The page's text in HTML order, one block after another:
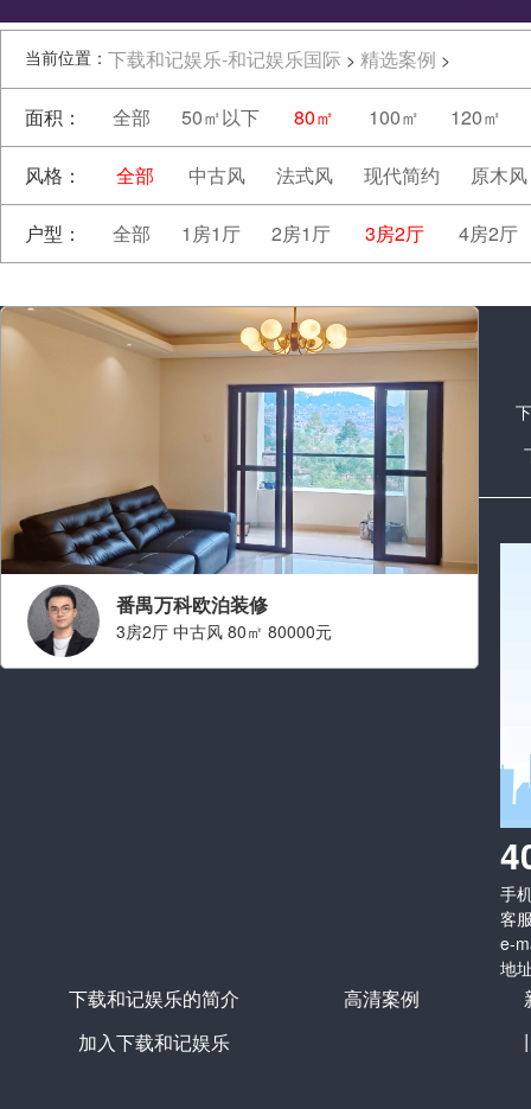
当前位置： 下载和记娱乐-和记娱乐国际 > 精选案例 >
面积： 全部 50㎡以下 80㎡ 100㎡ 120㎡
风格： 全部 中古风 法式风 现代简约 原木风
户型： 全部 1房1厅 2房1厅 3房2厅 4房2厅
番禺万科欧泊装修
3房2厅 中古风 80㎡ 80000元
手
客
e-
地
下载和记娱乐的简介
加入下载和记娱乐
高清案例